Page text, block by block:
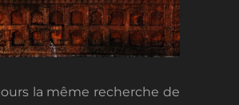
la même recherche de